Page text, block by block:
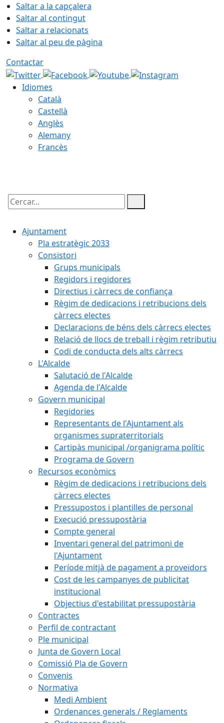
Saltar a la capçalera
Saltar al contingut
Saltar a relacionats
Saltar al peu de pàgina
Contactar
Idiomes
Català
Castellà
Anglès
Alemany
Francès
Cercar:
Ajuntament
Pla estratègic 2033
Consistori
Grups municipals
Regidors i regidores
Directius i càrrecs de confiança
Règim de dedicacions i retribucions dels
càrrecs electes
Declaracions de béns dels càrrecs electes
Relació de llocs de treball i règim retributiu
Codi de conducta dels alts càrrecs
L'Alcalde
Salutació de l'Alcalde
Agenda de l'Alcalde
Govern municipal
Regidories
Representants de l'Ajuntament als
organismes supraterritorials
Cartipàs municipal /organigrama polític
Programa de Govern
Recursos econòmics
Règim de dedicacions i retribucions dels
càrrecs electes
Pressupostos i plantilles de personal
Execució pressupostària
Compte general
Inventari general del patrimoni de
l'Ajuntament
Període mitjà de pagament a proveïdors
Cost de les campanyes de publicitat
institucional
Objectius d'estabilitat pressupostària
Contractes
Perfil de contractant
Ple municipal
Junta de Govern Local
Comissió Pla de Govern
Convenis
Normativa
Medi Ambient
Ordenances generals / Reglaments